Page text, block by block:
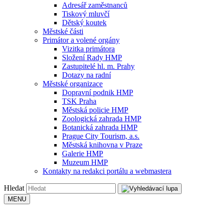
Adresář zaměstnanců
Tiskový mluvčí
Dětský koutek
Městské části
Primátor a volené orgány
Vizitka primátora
Složení Rady HMP
Zastupitelé hl. m. Prahy
Dotazy na radní
Městské organizace
Dopravní podnik HMP
TSK Praha
Městská policie HMP
Zoologická zahrada HMP
Botanická zahrada HMP
Prague City Tourism, a.s.
Městská knihovna v Praze
Galerie HMP
Muzeum HMP
Kontakty na redakci portálu a webmastera
Hledat
MENU